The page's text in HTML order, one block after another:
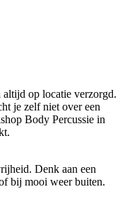
op locatie verzorgd.
je zelf niet over een
Body Percussie in
Denk aan een
bij mooi weer buiten.